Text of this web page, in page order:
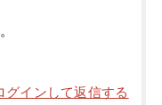
グインして返信する